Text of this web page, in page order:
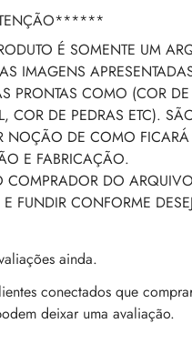
É SOMENTE UM
IMAGENS
PRONTAS COMO (COR
COR DE PEDRAS ETC).
NOÇÃO DE COMO
E FABRICAÇÃO.
COMPRADOR DO
E FUNDIR CONFORME
ainda.
conectados que
deixar uma avaliação.